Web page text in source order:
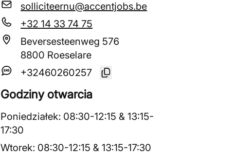
solliciteernu@accentjobs.be
+32 14 33 74 75
Beversesteenweg 576
8800 Roeselare
+32460260257
Godziny otwarcia
Poniedziałek: 08:30-12:15 &13:15-
17:30
Wtorek: 08:30-12:15 &13:15-17:30